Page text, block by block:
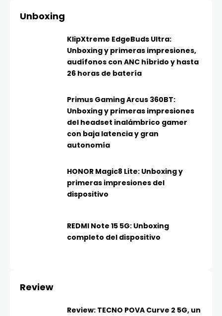
Unboxing
KlipXtreme EdgeBuds Ultra:
Unboxing y primeras impresiones,
audífonos con ANC híbrido y hasta
26 horas de batería
Primus Gaming Arcus 360BT:
Unboxing y primeras impresiones
del headset inalámbrico gamer
con baja latencia y gran
autonomía
HONOR Magic8 Lite: Unboxing y
primeras impresiones del
dispositivo
REDMI Note 15 5G: Unboxing
completo del dispositivo
Review
Review: TECNO POVA Curve 2 5G, un